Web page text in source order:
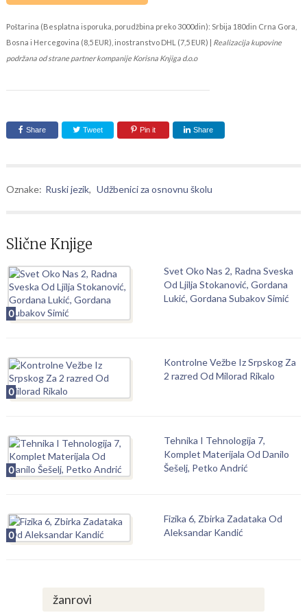
Poštarina (Besplatna isporuka, porudžbina preko 3000din): Srbija 180din Crna Gora,
Bosna i Hercegovina (8,5 EUR), inostranstvo DHL (7,5 EUR) | Realizacija kupovine
podržana od strane partner kompanije Korisna Knjiga d.o.o
Share Tweet Pin it Share
Oznake: Ruski jezik, Udžbenici za osnovnu školu
Slične Knjige
0
Svet Oko Nas 2, Radna Sveska
Od Ljilja Stokanović, Gordana
Lukić, Gordana Subakov Simić
0
Kontrolne Vežbe Iz Srpskog Za
2 razred Od Milorad Rikalo
0
Tehnika I Tehnologija 7,
Komplet Materijala Od Danilo
Šešelj, Petko Andrić
0
Fizika 6, Zbirka Zadataka Od
Aleksandar Kandić
žanrovi